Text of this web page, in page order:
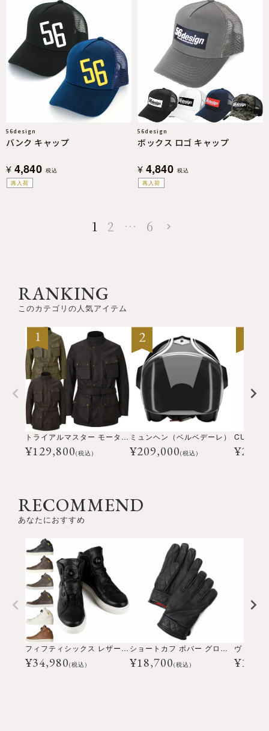
再入荷
56design
バンク キャップ
¥ 4,840 税込
再入荷
56design
ボックス ロゴ キャップ
¥ 4,840 税込
1 2 … 6
RANKING
このカテゴリの人気アイテム
トライアルマスター モーターサイクル ジャケット
¥129,800(税込)
ミュンヘン（ベルベデーレ）
¥209,000(税込) ¥
RECOMMEND
あなたにおすすめ
フィフティシックス レザー ライディング シューズ
¥34,980(税込)
ショートカフ ボバー グローブ
¥18,700(税込) ¥